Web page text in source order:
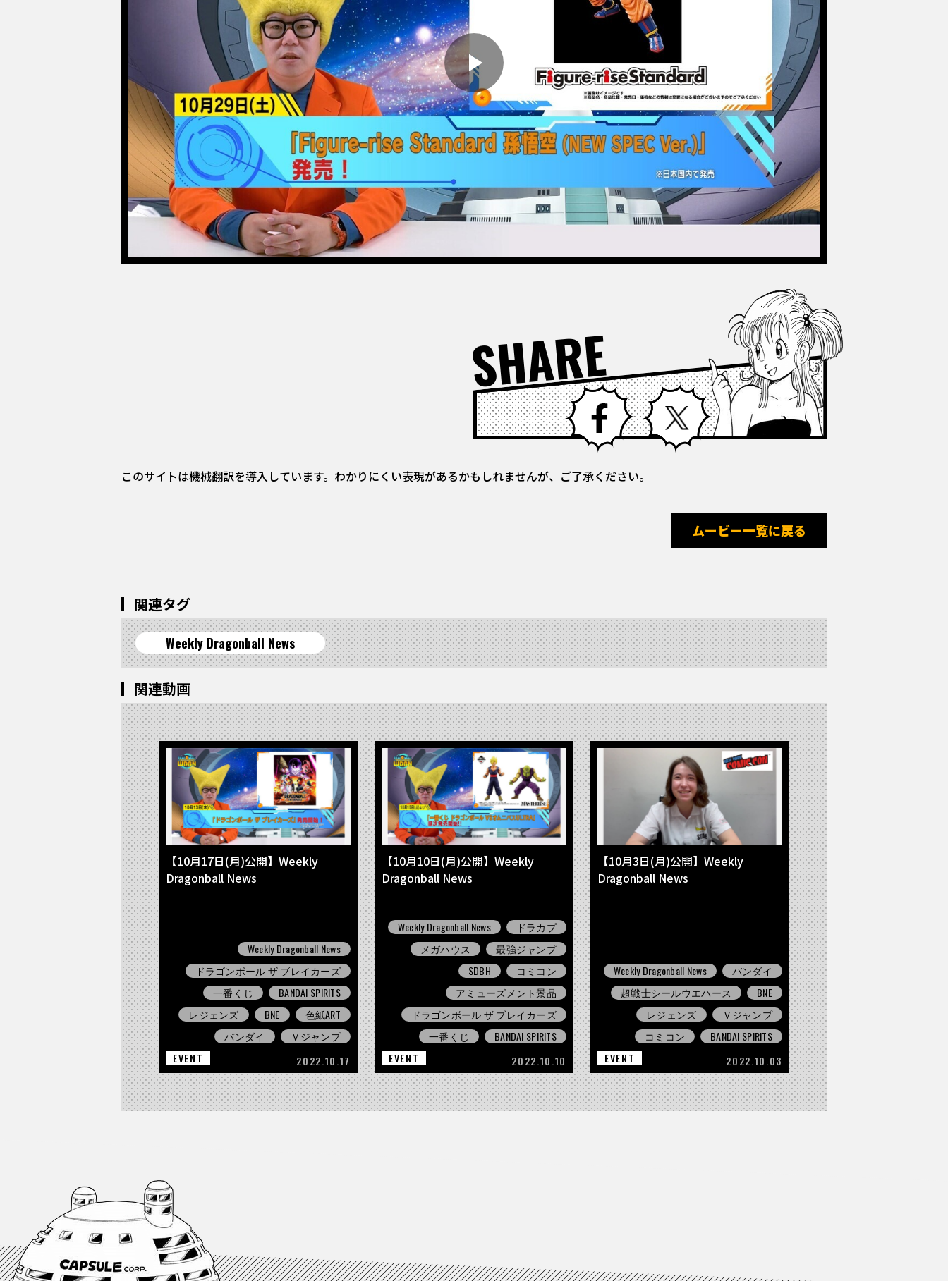
SHARE Facebook X
このサイトは機械翻訳を導入しています。わかりにくい表現があるかもしれませんが、ご了承ください。
ムービー一覧に戻る
関連タグ
Weekly Dragonball News
関連動画
【10月17日(月)公開】Weekly
Dragonball News
Weekly Dragonball News
ドラゴンボール ザ ブレイカーズ
一番くじ
BANDAI SPIRITS
レジェンズ
BNE
色紙ART
バンダイ
Ｖジャンプ
EVENT
2022.10.17
【10月10日(月)公開】Weekly
Dragonball News
Weekly Dragonball News
ドラカプ
メガハウス
最強ジャンプ
SDBH
コミコン
アミューズメント景品
ドラゴンボール ザ ブレイカーズ
一番くじ
BANDAI SPIRITS
EVENT
2022.10.10
【10月3日(月)公開】Weekly
Dragonball News
Weekly Dragonball News
バンダイ
超戦士シールウエハース
BNE
レジェンズ
Ｖジャンプ
コミコン
BANDAI SPIRITS
EVENT
2022.10.03